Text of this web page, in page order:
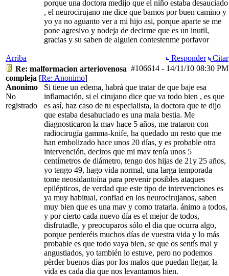
porque una doctora medijo que el niño estaba desauciado
, el neurocirujano me dice que bamos por buen camino y
yo ya no aguanto ver a mi hijo asi, porque aparte se me
pone agresivo y nodeja de decirme que es un inutil,
gracias y su saben de alguien contestenme porfavor
Arriba Responder
Citar
#106614 - 14/11/10 08:30 PM
Re: malformacion arteriovenosa
compleja [Re: Anonimo]
Anonimo
No
registrado
Si tiene un edema, habrá que tratar de que baje esa
inflamación, si el cirujano dice que va todo bien , es que
es así, haz caso de tu especialista, la doctora que te dijo
que estaba desahuciado es una mala bestia. Me
diagnosticaron la mav hace 5 años, me trataron con
radiocirugía gamma-knife, ha quedado un resto que me
han embolizado hace unos 20 días, y es probable otra
intervención, deciros que mi mav tenía unos 5
centímetros de diámetro, tengo dos hijas de 21y 25 años,
yo tengo 49, hago vida normal, una larga temporada
tome neosidantoína para prevenir posibles ataques
epilépticos, de verdad que este tipo de intervenciones es
ya muy habitual, confiad en los neurocirujanos, saben
muy bien que es una mav y como tratarla. ánimo a todos,
y por cierto cada nuevo día es el mejor de todos,
disfrutadle, y preocuparos sólo el dia que ocurra algo,
porque perderéis muchos días de vuestra vida y lo más
probable es que todo vaya bien, se que os sentís mal y
angustiados, yo también lo estuve, pero no podemos
pèrder buenos días por los malos que puedan llegar, la
vida es cada dia que nos levantamos bien.